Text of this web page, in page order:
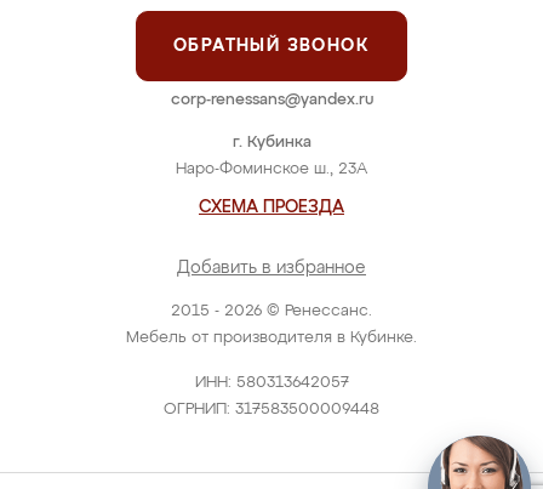
2015 - 2026 © Ренессанс.
Мебель от производителя в Кубинке.
ИНН: 580313642057
ОГРНИП: 317583500009448
г. Кубинка
Наро-Фоминское ш., 23А
СХЕМА ПРОЕЗДА
Добавить в избранное
ОБРАТНЫЙ ЗВОНОК
corp-renessans@yandex.ru